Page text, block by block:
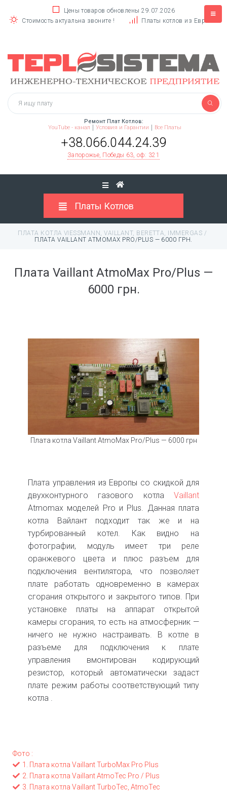
Цены товаров обновлены 29.07.2026
Стоимость актуальна звоните !
Платы котлов из Европы
Ремонт Плат Котлов:
YouTube - канал
Условия и Гарантии Все Платы
+38.066.044.24.39
Запорожье, Победы 63, оф: 321
Платы Котлов
ПЛАТА КОТЛА VIESSMANN, VAILLANT, BERETTA, IMMERGAS /
ПЛАТА VAILLANT ATMOMAX PRO/PLUS — 6000 ГРН.
Плата Vaillant AtmoMax Pro/Plus —
6000 грн.
Плата котла Vaillant AtmoMax Pro/Plus — 6000 грн
Плата управления из Европы со скидкой для
двухконтурного газового котла Vaillant
Atmomax моделей Pro и Plus. Данная плата
котла Вайлант подходит так же и на
турбированный котел. Как видно на
фотографии, модуль имеет три реле
оранжевого цвета и плюс разъем для
подключения вентилятора, что позволяет
плате работать одновременно в камерах
сгорания открытого и закрытого типов. При
установке платы на аппарат открытой
камеры сгорания, то есть на атмосферник —
ничего не нужно настраивать. В котле в
разъеме для подключения к плате
управления вмонтирован кодирующий
резистор, который автоматически задаст
плате режим работы соответствующий типу
котла .
Фото :
1. Плата котла Vaillant TurboMax Pro Plus
2. Плата котла Vaillant AtmoTec Pro / Plus
3. Плата котла Vaillant TurboTec, AtmoTec